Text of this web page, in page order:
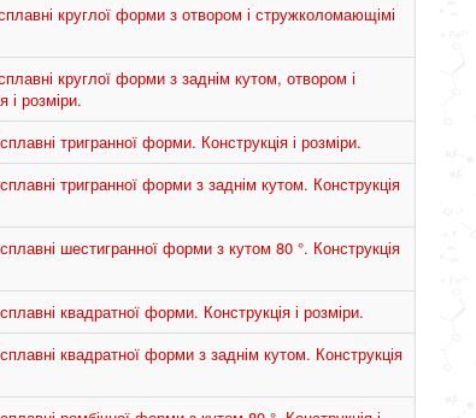
круглої форми з отвором і стружколомающімі
круглої форми з заднім кутом, отвором і
і розміри.
тригранної форми. Конструкція і розміри.
тригранної форми з заднім кутом. Конструкція
шестигранної форми з кутом 80 °. Конструкція
квадратної форми. Конструкція і розміри.
квадратної форми з заднім кутом. Конструкція